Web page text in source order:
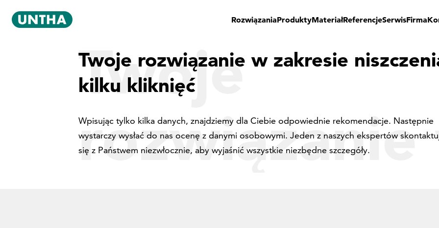
RozwiązaniaProduktyMateriałReferencjeSerwisFirma
Twoje
rozwiązanie
Twoje rozwiązanie w zakresie
kilku kliknięć
Wpisując tylko kilka danych, znajdziemy dla Ciebie odpowiednie rekomendacje. Następnie
wystarczy wysłać do nas ocenę z danymi osobowymi. Jeden z naszych ekspertów
się z Państwem niezwłocznie, aby wyjaśnić wszystkie niezbędne szczegóły.